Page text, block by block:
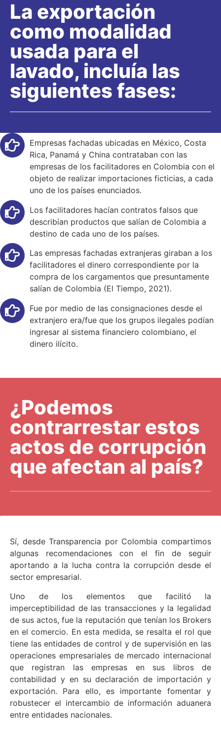
La exportación
como modalidad
usada para el
lavado, incluía las
siguientes fases:
Empresas fachadas ubicadas en México, Costa
Rica, Panamá y China contrataban con las
empresas de los facilitadores en Colombia con el
objeto de realizar importaciones ficticias, a cada
uno de los países enunciados.
Los facilitadores hacían contratos falsos que
describían productos que salían de Colombia a
destino de cada uno de los países.
Las empresas fachadas extranjeras giraban a los
facilitadores el dinero correspondiente por la
compra de los cargamentos que presuntamente
salían de Colombia (El Tiempo, 2021).
Fue por medio de las consignaciones desde el
extranjero era/fue que los grupos ilegales podían
ingresar al sistema financiero colombiano, el
dinero ilícito.
¿Podemos
contrarrestar estos
actos de corrupción
que afectan al país?
Sí, desde Transparencia por Colombia compartimos
algunas recomendaciones con el fin de seguir
aportando a la lucha contra la corrupción desde el
sector empresarial.
Uno de los elementos que facilitó la
imperceptibilidad de las transacciones y la legalidad
de sus actos, fue la reputación que tenían los Brokers
en el comercio. En esta medida, se resalta el rol que
tiene las entidades de control y de supervisión en las
operaciones empresariales de mercado internacional
que registran las empresas en sus libros de
contabilidad y en su declaración de importación y
exportación. Para ello, es importante fomentar y
robustecer el intercambio de información aduanera
entre entidades nacionales.